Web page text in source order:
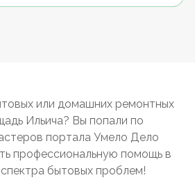
или домашних ремонтных
Ильича? Вы попали по
портала Умело Дело
профессиональную помощь в
бытовых проблем!